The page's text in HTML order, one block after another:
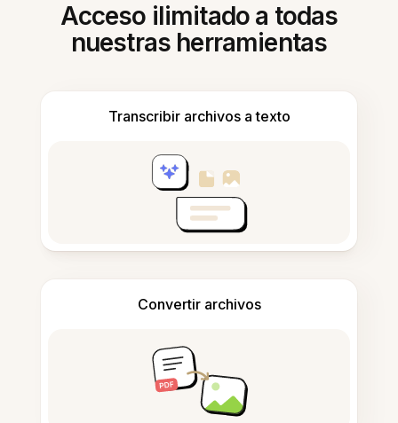
Acceso ilimitado a todas
nuestras herramientas
Transcribir archivos a texto
Convertir archivos